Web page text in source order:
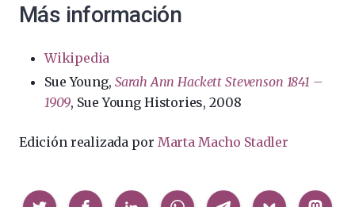
Más información
Wikipedia
Sue Young, Sarah Ann Hackett Stevenson 1841 –
1909, Sue Young Histories, 2008
Edición realizada por Marta Macho Stadler
Compartir